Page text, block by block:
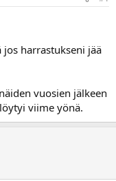
harrastukseni jää
vuosien jälkeen
viime yönä.